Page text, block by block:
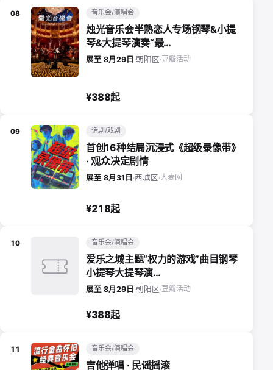
08 音乐会/演唱会
烛光音乐会半熟恋人专场钢琴&小提
琴&大提琴演奏“最…
展至 8月29日 ·朝阳区·豆瓣活动
¥388起
09 话剧/戏剧
首创16种结局沉浸式《超级录像带》
· 观众决定剧情
展至 8月31日 ·西城区·大麦网
¥218起
10 音乐会/演唱会
爱乐之城主题“权力的游戏”曲目钢琴
小提琴大提琴演…
展至 8月29日 ·朝阳区·豆瓣活动
¥388起
11 音乐会/演唱会
吉他弹唱 · 民谣摇滚